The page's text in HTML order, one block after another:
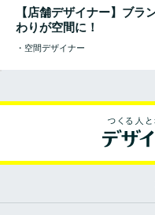
【店舗デザイナー】ブラ
わりが空間に！
・空間デザイナー